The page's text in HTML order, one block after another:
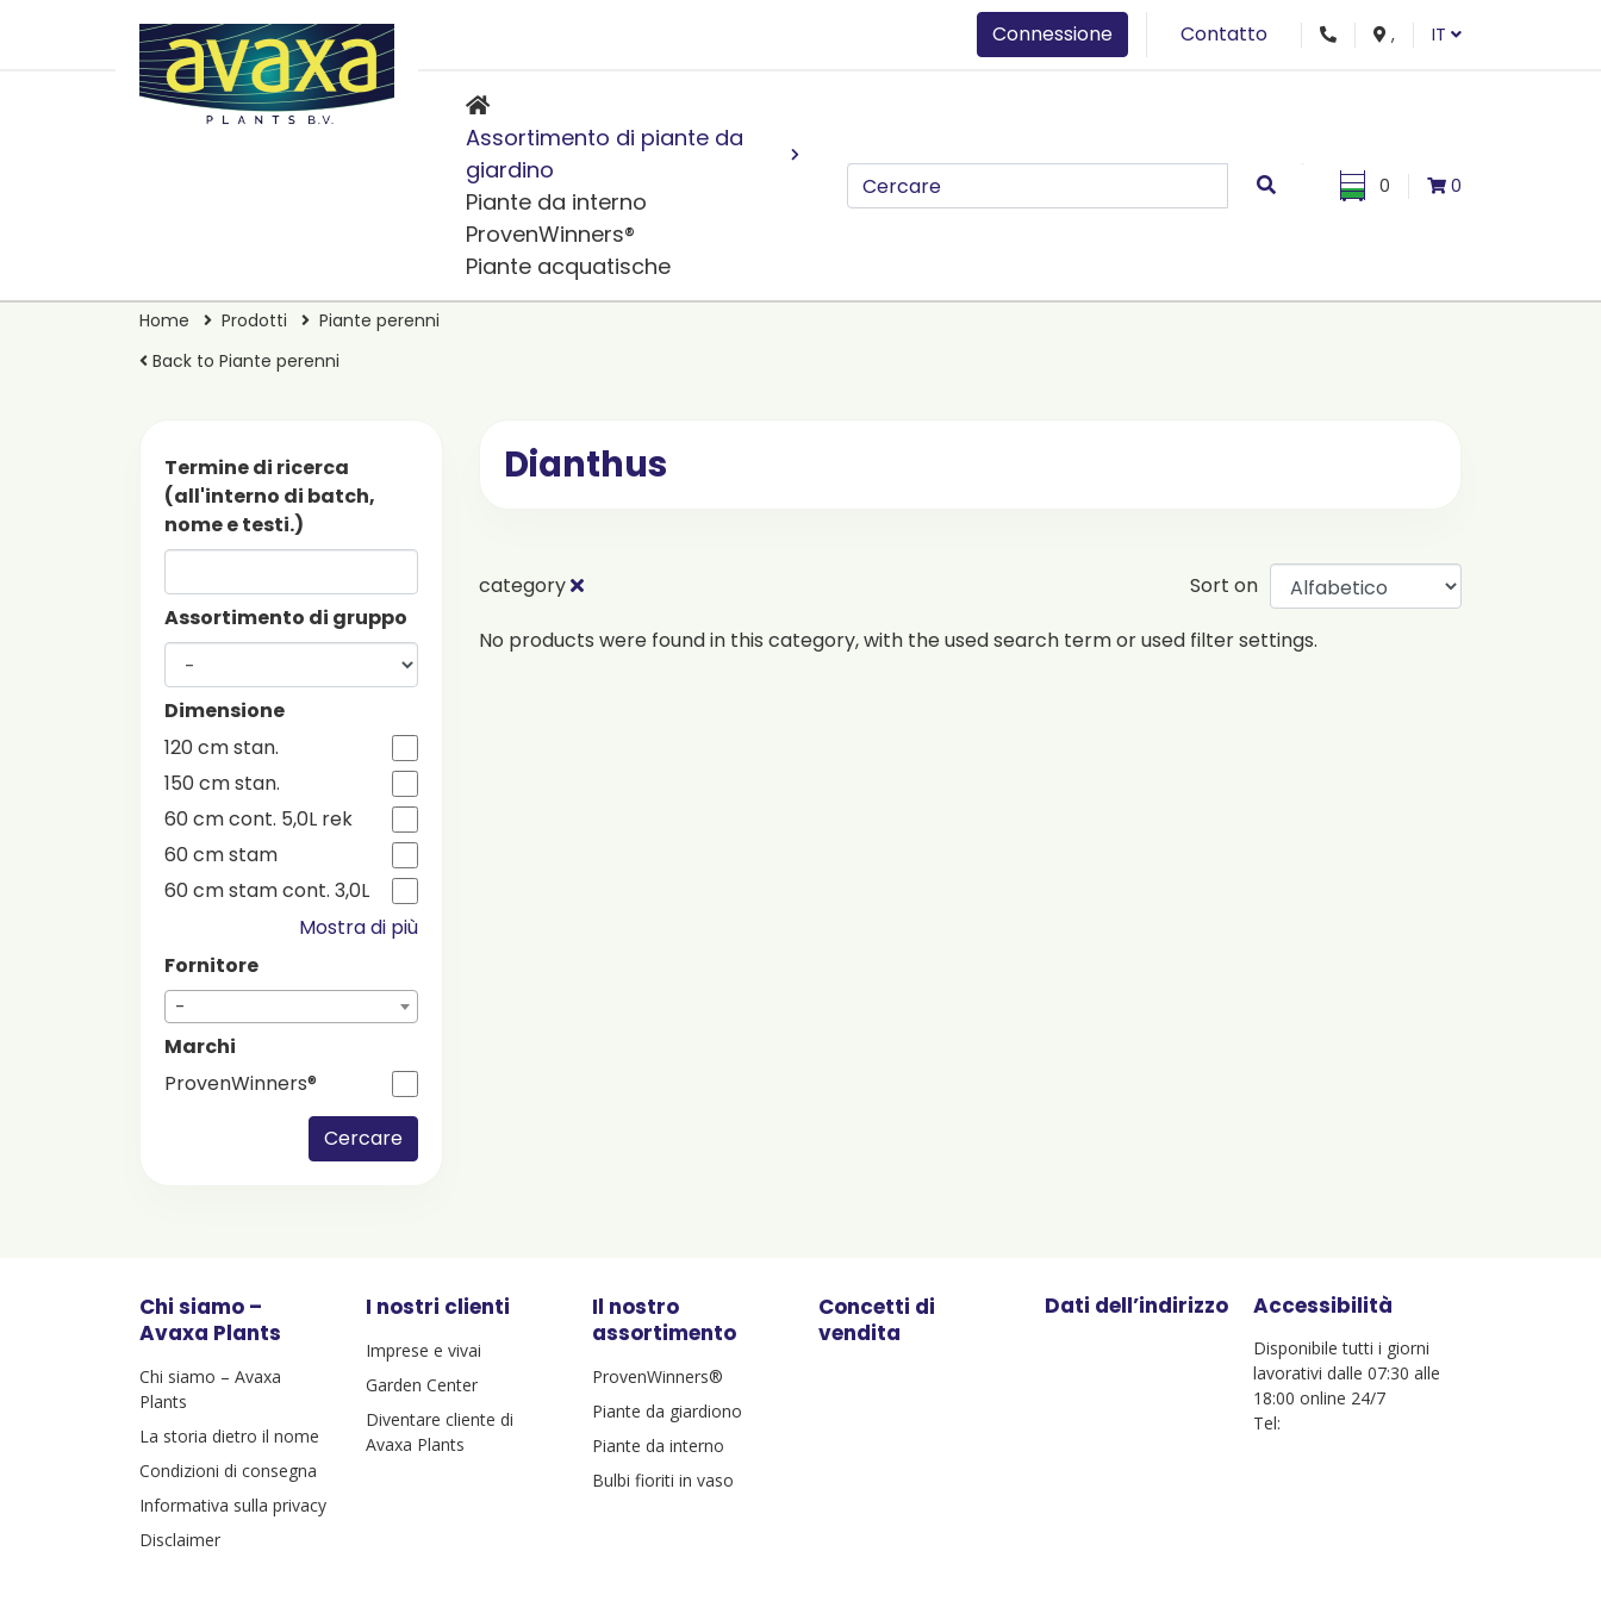
Connessione Contatto , IT
Assortimento di piante da
giardino
Piante da interno
ProvenWinners®
Piante acquatische
0 0
Home Prodotti
Piante perenni
Back to Piante perenni
Termine di ricerca
(all'interno di batch,
nome e testi.)
Assortimento di gruppo
Dimensione
120 cm stan.
150 cm stan.
60 cm cont. 5,0L rek
60 cm stam
60 cm stam cont. 3,0L
Mostra di più
Fornitore
-
Marchi
ProvenWinners®
Cercare
Dianthus
category
Sort on
No products were found in this category, with the used search term or used filter settings.
Chi siamo –
Avaxa Plants
Chi siamo – Avaxa
Plants
La storia dietro il nome
Condizioni di consegna
Informativa sulla privacy
Disclaimer
I nostri clienti
Imprese e vivai
Garden Center
Diventare cliente di
Avaxa Plants
Il nostro
assortimento
ProvenWinners®
Piante da giardiono
Piante da interno
Bulbi fioriti in vaso
Concetti di
vendita
Dati dell’indirizzo Accessibilità
Disponibile tutti i giorni
lavorativi dalle 07:30 alle
18:00 online 24/7
Tel: